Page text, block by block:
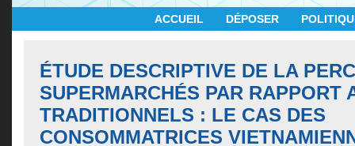
ACCUEIL DÉPOSER
ÉTUDE DESCRIPTIVE DE LA
SUPERMARCHÉS PAR RAPPORT
TRADITIONNELS : LE CAS DES
CONSOMMATRICES